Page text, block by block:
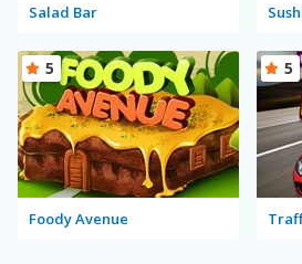
Salad Bar
Foody Avenue
5 5